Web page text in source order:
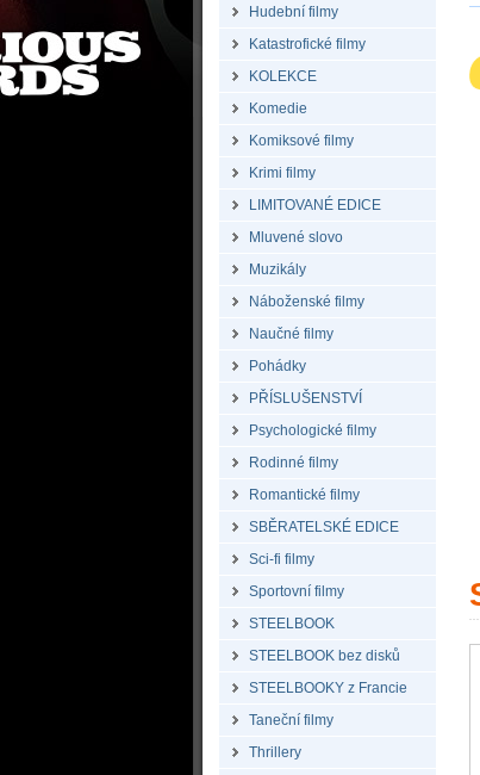
Hudební filmy
Katastrofické filmy
KOLEKCE
Komedie
Komiksové filmy
Krimi filmy
LIMITOVANÉ EDICE
Mluvené slovo
Muzikály
Náboženské filmy
Naučné filmy
Pohádky
PŘÍSLUŠENSTVÍ
Psychologické filmy
Rodinné filmy
Romantické filmy
SBĚRATELSKÉ EDICE
Sci-fi filmy
Sportovní filmy
STEELBOOK
STEELBOOK bez disků
STEELBOOKY z Francie
Taneční filmy
Thrillery